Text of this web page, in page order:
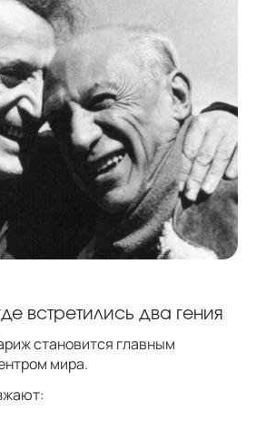
встретились два гения
становится главным
мира.